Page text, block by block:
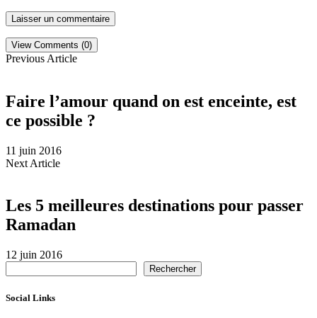
View Comments (0)
Previous Article
Faire l’amour quand on est enceinte, est
ce possible ?
11 juin 2016
Next Article
Les 5 meilleures destinations pour passer
Ramadan
12 juin 2016
Rechercher
Social Links